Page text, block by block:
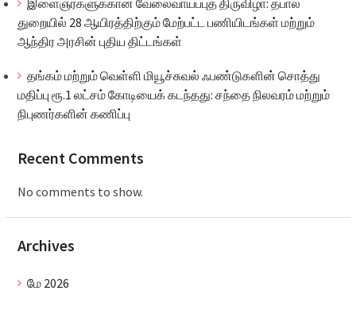
இளைஞர்களுக்கான வேலைவாய்ப்புத் திருவிழா: தபால்
துறையில் 28 ஆயிரத்திற்கும் மேற்பட்ட பணியிடங்கள் மற்றும்
ஆந்திர அரசின் புதிய திட்டங்கள்
தங்கம் மற்றும் வெள்ளி மியூச்சுவல் ஃபண்டுகளின் சொத்து
மதிப்பு ரூ.1 லட்சம் கோடியைக் கடந்தது: சந்தை நிலவரம் மற்றும்
நிபுணர்களின் கணிப்பு
Recent Comments
No comments to show.
Archives
மே 2026